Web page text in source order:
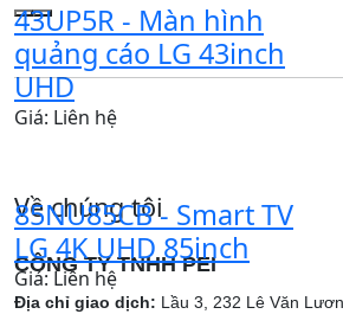
43UP5R - Màn hình
quảng cáo LG 43inch
UHD
Giá: Liên hệ
85NU85CB - Smart TV
LG 4K UHD 85inch
Giá: Liên hệ
Về chúng tôi
CÔNG TY TNHH PEI
Địa chỉ giao dịch: Lầu 3, 232 Lê Văn